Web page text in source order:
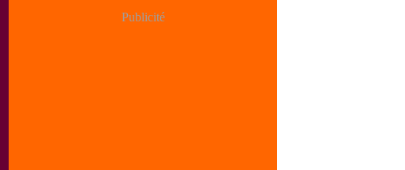
Publicité